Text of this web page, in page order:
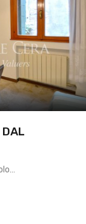
transitorio studenti